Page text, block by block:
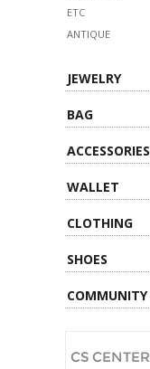
ETC
ANTIQUE
JEWELRY
BAG
ACCESSORIES
WALLET
CLOTHING
SHOES
COMMUNITY